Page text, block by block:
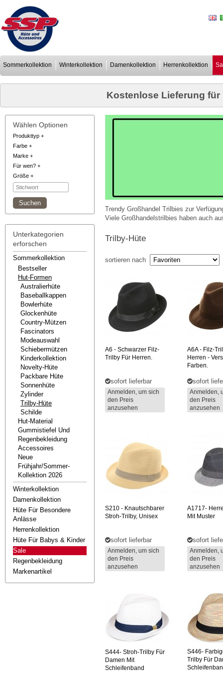
Sommerkollektion Winterkollektion Damenkollektion Herrenkollektion
Kostenlose Lieferung für
Wählen Optionen
Produkttyp +
Farbe +
Marke +
Für wen? +
Größe +
Unterkategorien
erforschen
Sommerkollektion
Bestseller
Hut-Formen
Australierhüte
Baseballkappen
Bowlerhüte
Glockenhüte
Country-Mützen
Fascinators
Modeauswahl
Schiebermützen
Kinderkollektion
Novelty-Hüte
Packbare Hüte
Sonnenhüte
Zylinder
Trilby-Hüte
Schilde
Hut-Material
Gummistiefel Und
Regenbekleidung
Accessoires
Neue
Frühjahr/sommer-
Kollektion 2026
Winterkollektion
Damenkollektion
Hüte Für Besondere
Anlässe
Herrenkollektion
Hüte Für Babys & Kinder
Sale
Regenbekleidung
Markenartikel
Trendy Großhandel Trilbies zur
Viele Großhandelstrilbies haben auch
Trilby-Hüte
sortieren nach
A6 - Schwarzer Filz-
Trilby Für Herren.
sofort lieferbar
Anmelden, um sich
den Preis
anzusehen
A6A- Filz-
Herren -
Farben.
sofort
Anmelden,
den Preis
anzusehen
S210 - Knautschbarer
Stroh-Trilby, Unisex
sofort lieferbar
Anmelden, um sich
den Preis
anzusehen
A1717-
Mit Muster
sofort
Anmelden,
den Preis
anzusehen
S444- Stroh-Trilby Für
Damen Mit
Schleifenband
S446-
Trilby Für